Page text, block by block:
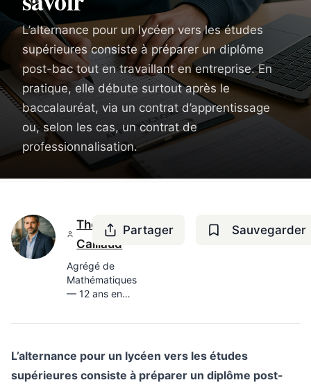
L’alternance pour un lycéen vers les études
supérieures consiste à préparer un diplôme
post-bac tout en travaillant en entreprise. En
pratique, elle débute surtout après le
baccalauréat, via un contrat d’apprentissage
ou, selon les cas, un contrat de
professionnalisation.
Thomas
Caillaud
Agrégé de
Mathématiques
— 12 ans en
prépa MP
Partager Sauvegarder
L’alternance pour un lycéen vers les études
supérieures consiste à préparer un diplôme post-